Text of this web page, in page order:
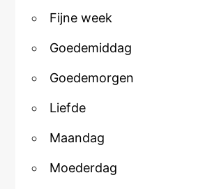
Fijne week
Goedemiddag
Goedemorgen
Liefde
Maandag
Moederdag